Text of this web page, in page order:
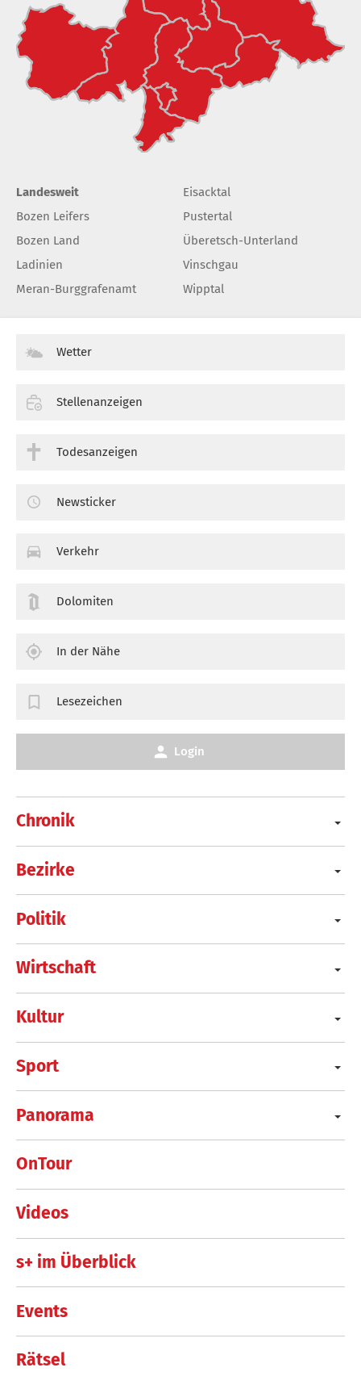
Landesweit
Bozen Leifers
Bozen Land
Ladinien
Meran-Burggrafenamt
Eisacktal
Pustertal
Überetsch-Unterland
Vinschgau
Wipptal
Chronik
Bezirke
Politik
Wirtschaft
Kultur
Sport
Panorama
OnTour
Videos
s+ im Überblick
Events
Rätsel
Wetter
Stellenanzeigen
Todesanzeigen
Newsticker
Verkehr
Dolomiten
In der Nähe
Lesezeichen
Login